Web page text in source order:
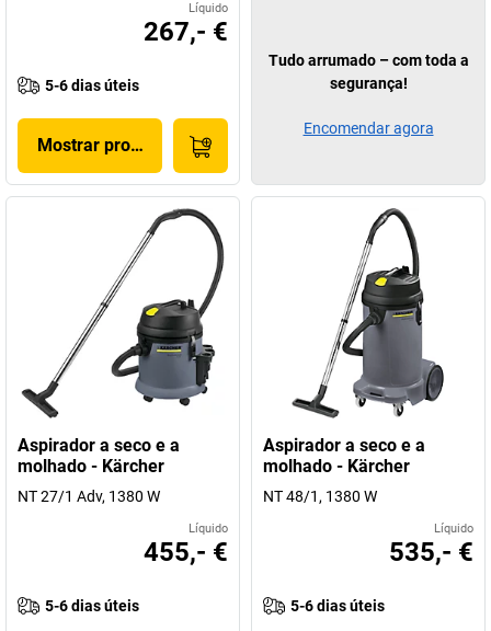
Líquido
267,- €
5-6 dias úteis
Mostrar produto
Aspirador a seco e a
molhado - Kärcher
NT 27/1 Adv, 1380 W
Líquido
455,- €
5-6 dias úteis
Aspirador a seco e a
molhado - Kärcher
NT 48/1, 1380 W
Líquido
535,- €
5-6 dias úteis
Tudo arrumado – com toda a
segurança!
Encomendar agora